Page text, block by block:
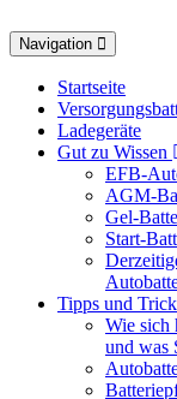
Toggle
navigation
Navigation
Startseite
Ladegeräte
Gut zu Wissen
EFB-
AGM-
Gel-
Start-
Tipps und
Wie sich
und was